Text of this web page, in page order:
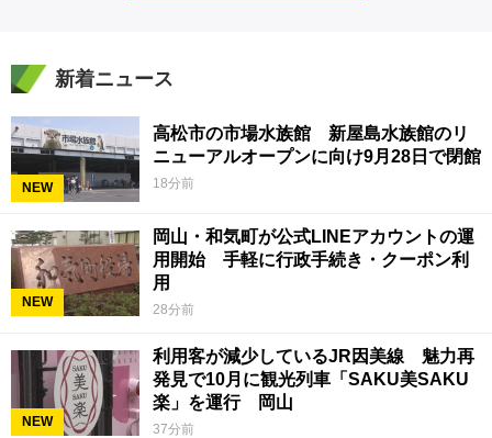
新着ニュース
NEW
高松市の市場水族館 新屋島水族館のリ
ニューアルオープンに向け9月28日で閉館
18分前
NEW
岡山・和気町が公式LINEアカウントの運
用開始 手軽に行政手続き・クーポン利
用
28分前
NEW
利用客が減少しているJR因美線 魅力再
発見で10月に観光列車「SAKU美SAKU
楽」を運行 岡山
37分前